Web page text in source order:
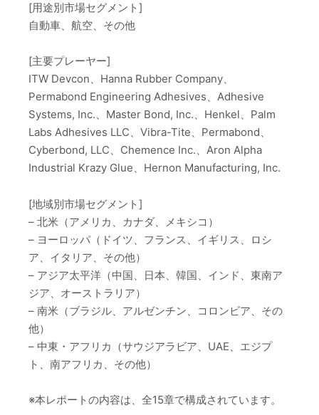
[用途別市場セグメント]
自動車、航空、その他
[主要プレーヤー]
ITW Devcon、Hanna Rubber Company、
Permabond Engineering Adhesives、Adhesive
Systems, Inc.、Master Bond, Inc.、Henkel、Palm
Labs Adhesives LLC、Vibra-Tite、Permabond、
Cyberbond, LLC、Chemence Inc.、Aron Alpha
Industrial Krazy Glue、Hernon Manufacturing, Inc.
[地域別市場セグメント]
– 北米（アメリカ、カナダ、メキシコ）
– ヨーロッパ（ドイツ、フランス、イギリス、ロシ
ア、イタリア、その他）
– アジア太平洋（中国、日本、韓国、インド、東南ア
ジア、オーストラリア）
– 南米（ブラジル、アルゼンチン、コロンビア、その
他）
– 中東・アフリカ（サウジアラビア、UAE、エジプ
ト、南アフリカ、その他）
※本レポートの内容は、全15章で構成されています。